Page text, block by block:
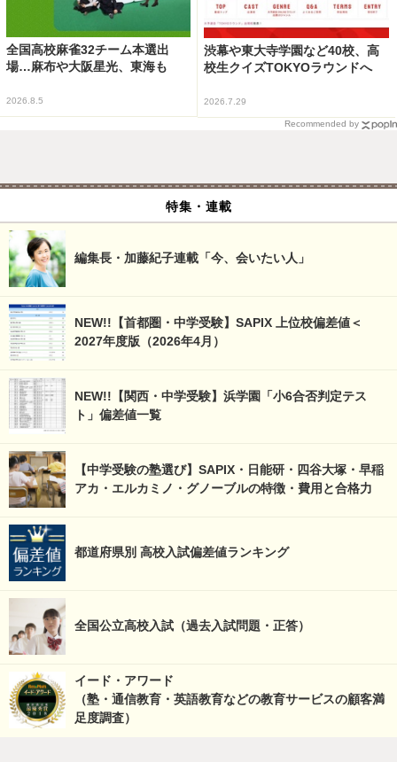
全国高校麻雀32チーム本選出
場…麻布や大阪星光、東海も
2026.8.5
渋幕や東大寺学園など40校、高
校生クイズTOKYOラウンドへ
2026.7.29
Recommended by
特集・連載
編集長・加藤紀子連載「今、会いたい人」
NEW!!【首都圏・中学受験】SAPIX 上位校偏差値＜
2027年度版（2026年4月）
NEW!!【関西・中学受験】浜学園「小6合否判定テス
ト」偏差値一覧
【中学受験の塾選び】SAPIX・日能研・四谷大塚・早稲
アカ・エルカミノ・グノーブルの特徴・費用と合格力
都道府県別 高校入試偏差値ランキング
全国公立高校入試（過去入試問題・正答）
イード・アワード
（塾・通信教育・英語教育などの教育サービスの顧客満
足度調査）